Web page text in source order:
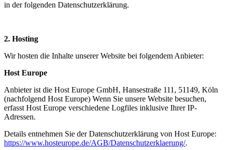
in der folgenden Datenschutzerklärung.
2. Hosting
Wir hosten die Inhalte unserer Website bei folgendem Anbieter:
Host Europe
Anbieter ist die Host Europe GmbH, Hansestraße 111, 51149, Köln
(nachfolgend Host Europe) Wenn Sie unsere Website besuchen,
erfasst Host Europe verschiedene Logfiles inklusive Ihrer IP-
Adressen.
Details entnehmen Sie der Datenschutzerklärung von Host Europe:
https://www.hosteurope.de/AGB/Datenschutzerklaerung/.